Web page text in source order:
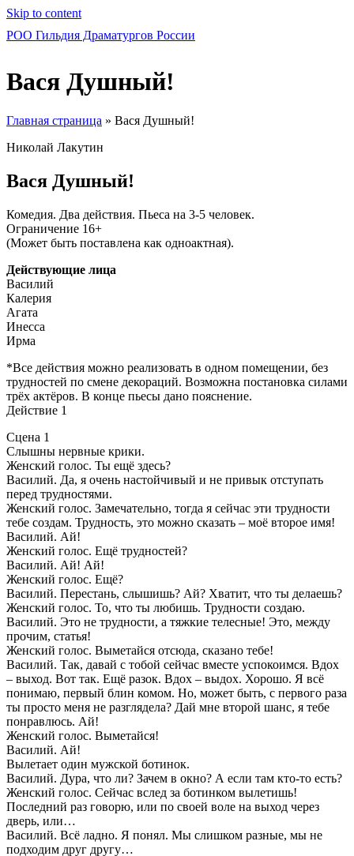
Skip to content
РОО Гильдия Драматургов России
Вася Душный!
Главная страница » Вася Душный!
Николай Лакутин
Вася Душный!
Комедия. Два действия. Пьеса на 3-5 человек.
Ограничение 16+
(Может быть поставлена как одноактная).
Действующие лица
Василий
Калерия
Агата
Инесса
Ирма
*Все действия можно реализовать в одном помещении, без
трудностей по смене декораций. Возможна постановка силами
трёх актёров. В конце пьесы дано пояснение.
Действие 1
Сцена 1
Слышны нервные крики.
Женский голос. Ты ещё здесь?
Василий. Да, я очень настойчивый и не привык отступать
перед трудностями.
Женский голос. Замечательно, тогда я сейчас эти трудности
тебе создам. Трудность, это можно сказать – моё второе имя!
Василий. Ай!
Женский голос. Ещё трудностей?
Василий. Ай! Ай!
Женский голос. Ещё?
Василий. Перестань, слышишь? Ай? Хватит, что ты делаешь?
Женский голос. То, что ты любишь. Трудности создаю.
Василий. Это не трудности, а тяжкие телесные! Это, между
прочим, статья!
Женский голос. Выметайся отсюда, сказано тебе!
Василий. Так, давай с тобой сейчас вместе успокоимся. Вдох
– выход. Вот так. Ещё разок. Вдох – выдох. Хорошо. Я всё
понимаю, первый блин комом. Но, может быть, с первого раза
ты просто меня не разглядела? Дай мне второй шанс, я тебе
понравлюсь. Ай!
Женский голос. Выметайся!
Василий. Ай!
Вылетает один мужской ботинок.
Василий. Дура, что ли? Зачем в окно? А если там кто-то есть?
Женский голос. Сейчас вслед за ботинком вылетишь!
Последний раз говорю, или по своей воле на выход через
дверь, или…
Василий. Всё ладно. Я понял. Мы слишком разные, мы не
подходим друг другу…